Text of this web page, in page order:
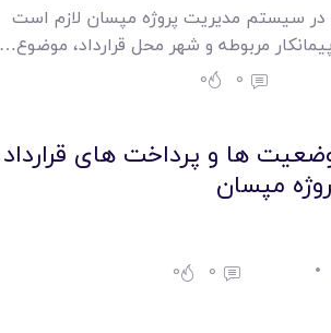
در سیستم مدیریت پروژه مپسان لازم است
مربوطه و شهر محل قرارداد، موضوع…
0
0
ها و پرداخت های قرارداد
مپسان
0
0